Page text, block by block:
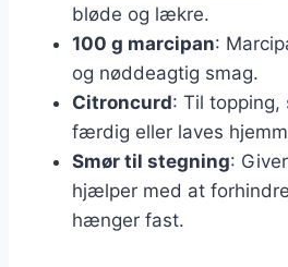
bløde og lækre.
100 g marcipan:
og nøddeagtig smag.
Citroncurd: Til topping,
færdig eller laves
Smør til stegning:
hjælper med at
hænger fast.